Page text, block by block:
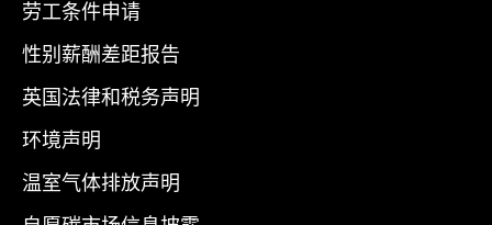
劳工条件申请
性别薪酬差距报告
英国法律和税务声明
环境声明
温室气体排放声明